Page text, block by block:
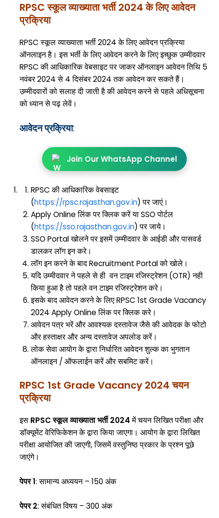
RPSC स्कूल व्याख्याता भर्ती 2024 के लिएआवेदन
प्रक्रिया
RPSC स्कूल व्याख्याता भर्ती 2024 के लिए आवेदन प्रक्रिया
ऑनलाइन है। इस भर्ती के लिए आवेदन करने के लिए इच्छुक उम्मीदवार
RPSC की आधिकारिक वेबसाइट पर जाकर ऑनलाइन आवेदन तिथि 5
नवंबर 2024 से 4 दिसंबर 2024 तक आवेदन कर सकते हैं।
उम्मीदवारों को सलाह दी जाती है की आवेदन करने से पहले अधिसूचना
को ध्यान से पढ़ लेवें।
आवेदन प्रक्रिया:
Join Our WhatsApp Channel
RPSC की आधिकारिक वेबसाइट
(https://rpsc.rajasthan.gov.in) पर जाएं।
Apply Online लिंक पर क्लिक करें या SSO पोर्टल
(https://sso.rajasthan.gov.in) पर जाये।
SSO Portal खोलने पर इसमें उम्मीदवार के आईडी और पासवर्ड
डालकर लॉग इन करे।
लॉग इन करने के बाद Recruitment Portal को खोले।
यदि उम्मीदवार ने पहले से ही वन टाइम रजिस्ट्रेशन (OTR) नही
किया हुआ है तो पहले वन टाइम रजिस्ट्रेशन करे।
इसके बाद आवेदन करने के लिए RPSC 1st Grade Vacancy
2024 Apply Online लिंक पर क्लिक करे।
आवेदन पत्र भरें और आवश्यक दस्तावेज जैसे की आवेदक के फोटो
और हस्ताक्षर और अन्य दस्तावेज अपलोड करें।
लोक सेवा आयोग के द्वारा निर्धारित आवेदन शुल्क का भुगतान
ऑनलाइन / ऑफलाईन करें और सबमिट करें।
RPSC 1st Grade Vacancy 2024 चयन
प्रक्रिया
इस RPSC स्कूल व्याख्याता भर्ती 2024में चयन लिखित परीक्षा और
डॉक्यूमेंट वेरिफिकेशन के द्वारा किया जाएगा। आयोग के द्वारा लिखित
परीक्षा आयोजित की जाएगी, जिसमें वस्तुनिष्ठ प्रकार के प्रश्न पूछे
जाएंगे।
पेपर 1: सामान्य अध्ययन – 150 अंक
पेपर 2: संबंधित विषय – 300 अंक